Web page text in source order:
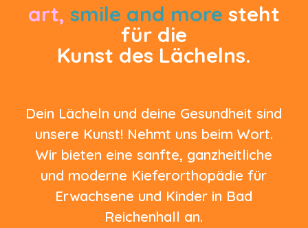
art, smile and more steht
für die
Kunst des Lächelns.
Dein Lächeln und deine Gesundheit sind
unsere Kunst! Nehmt uns beim Wort.
Wir bieten eine sanfte, ganzheitliche
und moderne Kieferorthopädie für
Erwachsene und Kinder in Bad
Reichenhall an.